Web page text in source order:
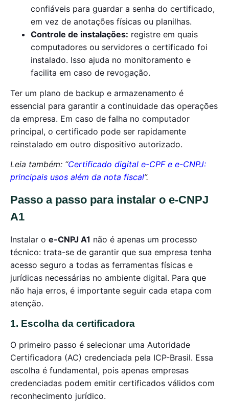
confiáveis para guardar a senha do certificado,
em vez de anotações físicas ou planilhas.
Controle de instalações: registre em quais
computadores ou servidores o certificado foi
instalado. Isso ajuda no monitoramento e
facilita em caso de revogação.
Ter um plano de backup e armazenamento é
essencial para garantir a continuidade das operações
da empresa. Em caso de falha no computador
principal, o certificado pode ser rapidamente
reinstalado em outro dispositivo autorizado.
Leia também: “Certificado digital e-CPF e e-CNPJ:
principais usos além da nota fiscal”.
Passo a passo para instalar o e-CNPJ
A1
Instalar o e-CNPJ A1 não é apenas um processo
técnico: trata-se de garantir que sua empresa tenha
acesso seguro a todas as ferramentas físicas e
jurídicas necessárias no ambiente digital. Para que
não haja erros, é importante seguir cada etapa com
atenção.
1. Escolha da certificadora
O primeiro passo é selecionar uma Autoridade
Certificadora (AC) credenciada pela ICP-Brasil. Essa
escolha é fundamental, pois apenas empresas
credenciadas podem emitir certificados válidos com
reconhecimento jurídico.